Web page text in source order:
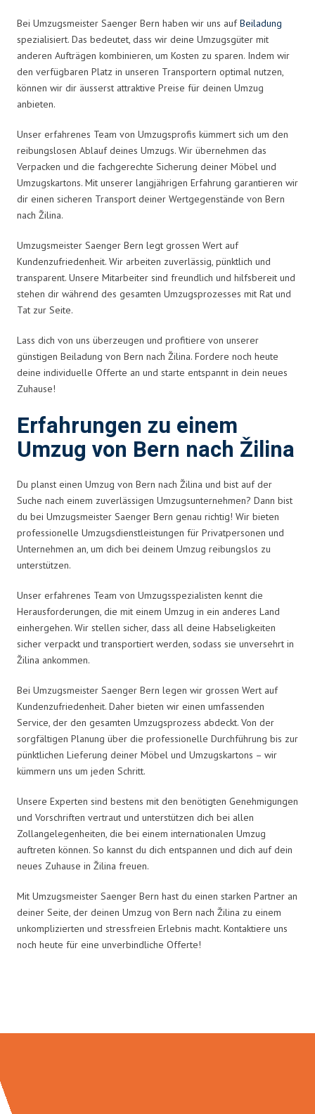
Bei Umzugsmeister Saenger Bern haben wir uns aufBeiladung
spezialisiert. Das bedeutet, dass wir deine Umzugsgüter mit
anderen Aufträgen kombinieren, um Kosten zu sparen. Indem wir
den verfügbaren Platz in unseren Transportern optimal nutzen,
können wir dir äusserst attraktive Preise für deinen Umzug
anbieten.
Unser erfahrenes Team von Umzugsprofis kümmert sich um den
reibungslosen Ablauf deines Umzugs. Wir übernehmen das
Verpacken und die fachgerechte Sicherung deiner Möbel und
Umzugskartons. Mit unserer langjährigen Erfahrung garantieren wir
dir einen sicheren Transport deiner Wertgegenstände von Bern
nach Žilina.
Umzugsmeister Saenger Bern legt grossen Wert auf
Kundenzufriedenheit. Wir arbeiten zuverlässig, pünktlich und
transparent. Unsere Mitarbeiter sind freundlich und hilfsbereit und
stehen dir während des gesamten Umzugsprozesses mit Rat und
Tat zur Seite.
Lass dich von uns überzeugen und profitiere von unserer
günstigen Beiladung von Bern nach Žilina. Fordere noch heute
deine individuelle Offerte an und starte entspannt in dein neues
Zuhause!
Erfahrungen zu einem
Umzug von Bern nach Žilina
Du planst einen Umzug von Bern nach Žilina und bist auf der
Suche nach einem zuverlässigen Umzugsunternehmen? Dann bist
du bei Umzugsmeister Saenger Bern genau richtig! Wir bieten
professionelle Umzugsdienstleistungen für Privatpersonen und
Unternehmen an, um dich bei deinem Umzug reibungslos zu
unterstützen.
Unser erfahrenes Team von Umzugsspezialisten kennt die
Herausforderungen, die mit einem Umzug in ein anderes Land
einhergehen. Wir stellen sicher, dass all deine Habseligkeiten
sicher verpackt und transportiert werden, sodass sie unversehrt in
Žilina ankommen.
Bei Umzugsmeister Saenger Bern legen wir grossen Wert auf
Kundenzufriedenheit. Daher bieten wir einen umfassenden
Service, der den gesamten Umzugsprozess abdeckt. Von der
sorgfältigen Planung über die professionelle Durchführung bis zur
pünktlichen Lieferung deiner Möbel und Umzugskartons – wir
kümmern uns um jeden Schritt.
Unsere Experten sind bestens mit den benötigten Genehmigungen
und Vorschriften vertraut und unterstützen dich bei allen
Zollangelegenheiten, die bei einem internationalen Umzug
auftreten können. So kannst du dich entspannen und dich auf dein
neues Zuhause in Žilina freuen.
Mit Umzugsmeister Saenger Bern hast du einen starken Partner an
deiner Seite, der deinen Umzug von Bern nach Žilina zu einem
unkomplizierten und stressfreien Erlebnis macht. Kontaktiere uns
noch heute für eine unverbindliche Offerte!